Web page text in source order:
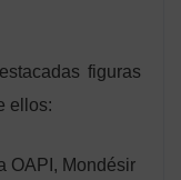
figuras
ellos:
OAPI, Mondésir